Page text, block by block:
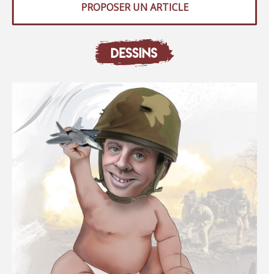
PROPOSER UN ARTICLE
DESSINS